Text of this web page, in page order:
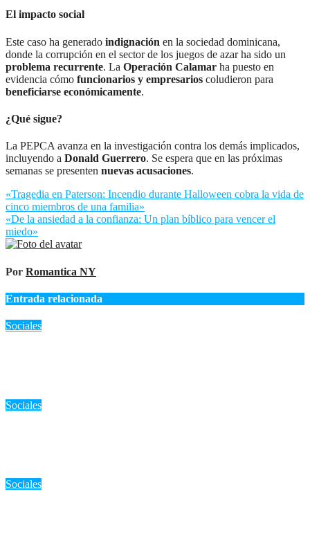
El impacto social
Este caso ha generado indignación en la sociedad dominicana,
donde la corrupción en el sector de los juegos de azar ha sido un
problema recurrente. La Operación Calamar ha puesto en
evidencia cómo funcionarios y empresarios coludieron para
beneficiarse económicamente.
¿Qué sigue?
La PEPCA avanza en la investigación contra los demás implicados,
incluyendo a Donald Guerrero. Se espera que en las próximas
semanas se presenten nuevas acusaciones.
Navegación
de
entradas
«Tragedia en Paterson: Incendio durante Halloween cobra la vida de
cinco miembros de una familia»
«De la ansiedad a la confianza: Un plan bíblico para vencer el
miedo»
Por Romantica NY
Entrada relacionada
Sociales
Sociales
Sociales